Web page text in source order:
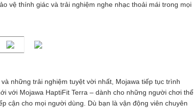
vệ thính giác và trải nghiệm nghe nhạc thoải mái trong mọi
những trải nghiệm tuyệt vời nhất, Mojawa tiếp tục trình
với Mojawa HaptiFit Terra – dành cho những người chơi thể
cận cho mọi người dùng. Dù bạn là vận động viên chuyên